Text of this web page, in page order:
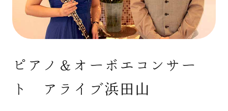
ピアノ＆オーボエコンサー
ト アライブ浜田山